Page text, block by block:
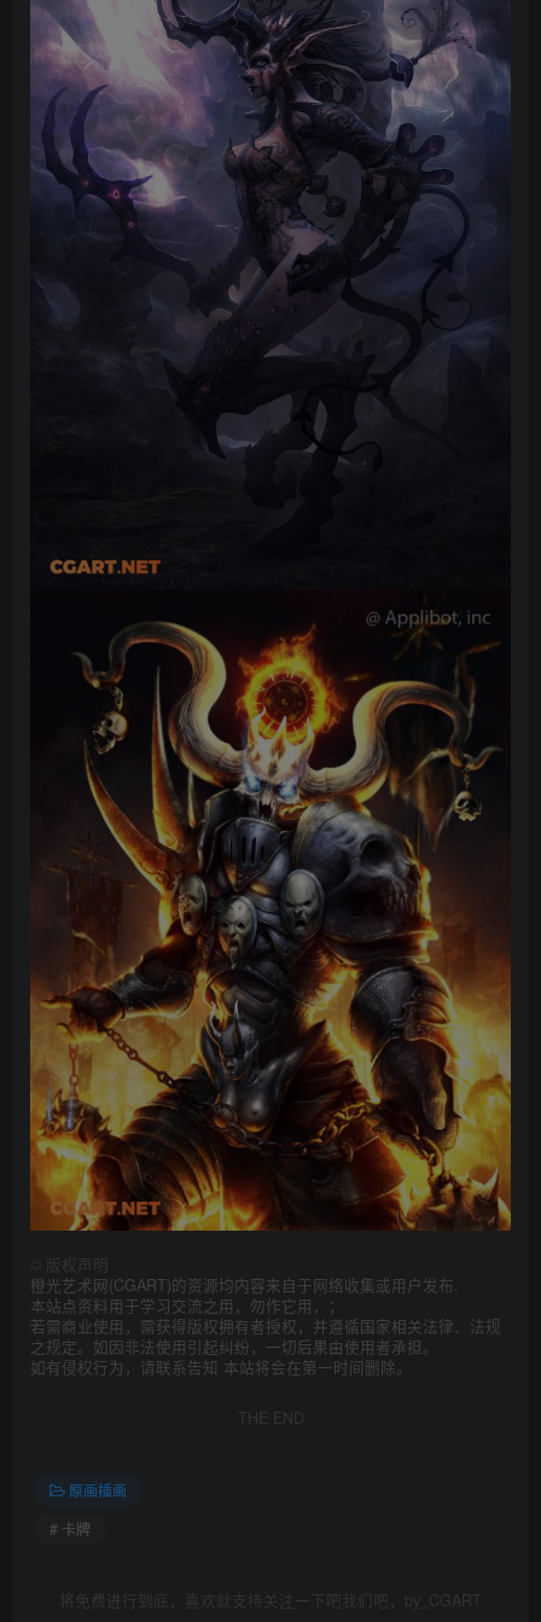
版权声明
橙光艺术网(CGART)的资源均内容来自于网络收集或用户发布.
本站点资料用于学习交流之用，勿作它用，；
若需商业使用，需获得版权拥有者授权，并遵循国家相关法律、法规
之规定。如因非法使用引起纠纷，一切后果由使用者承担。
如有侵权行为，请联系告知 本站将会在第一时间删除。
THE END
原画插画
# 卡牌
将免费进行到底，喜欢就支持关注一下吧我们吧，by_CGART